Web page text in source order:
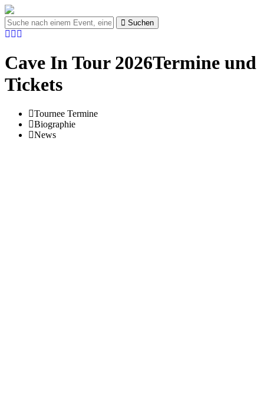
Suchen
Cave In Tour 2026Termine und
Tickets
Tournee Termine
Biographie
News